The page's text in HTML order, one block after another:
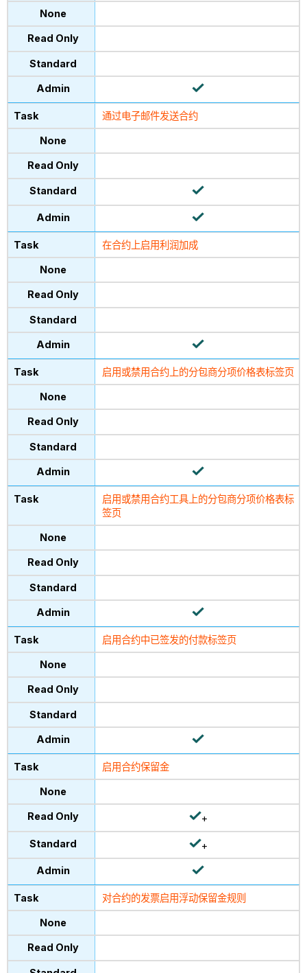
通过电子邮件发送合约
在合约上启用利润加成
启用或禁用合约上的分包商分项价格表标签页
启用或禁用合约工具上的分包商分项价格表标
签页
启用合约中已签发的付款标签页
启用合约保留金
+
+
对合约的发票启用浮动保留金规则